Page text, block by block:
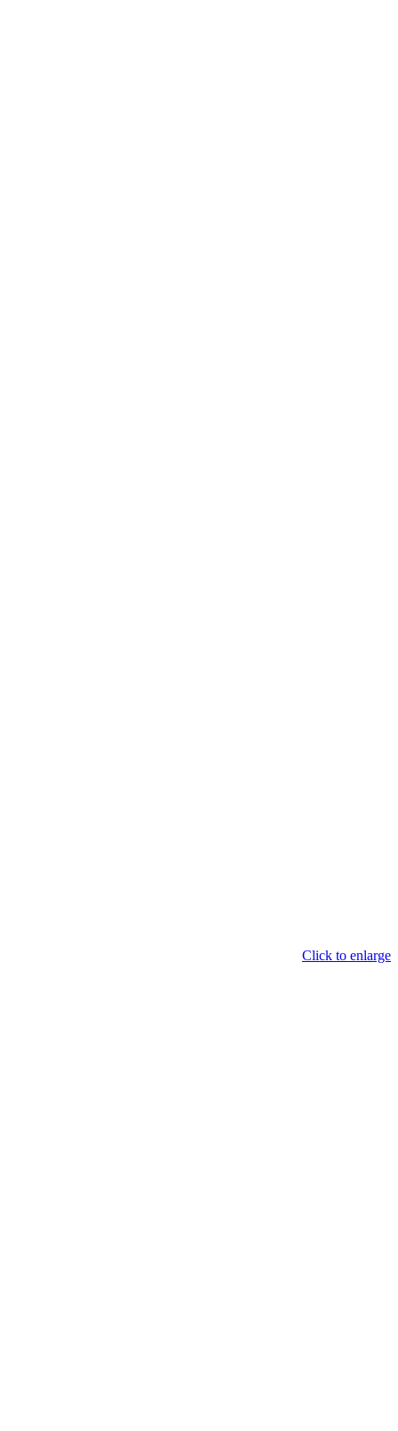
Click to enlarge